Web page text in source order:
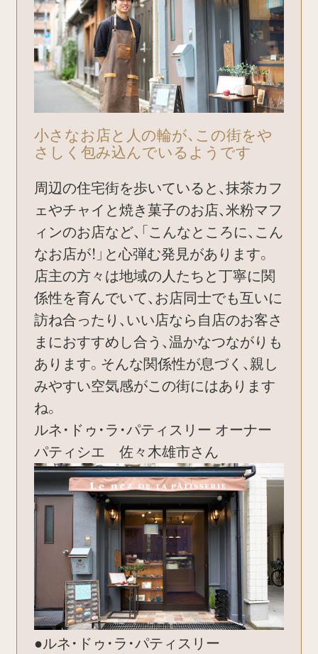
小さなお店と人の輪が、この街をや
さしく包み込んでいるようです
周辺の住宅街を歩いていると、抹茶カフ
ェやチャイと焼き菓子のお店、米粉マフ
ィンのお店など、「こんなところに、こん
なお店が！」と心弾む発見があります。
店主の方々は地域の人たちと丁寧に関
係性を育んでいて、お店同士でも互いに
訪ね合ったり、いい店なら自店のお客さ
まにおすすめし合う、温かなつながりも
あります。そんな関係性が息づく、親し
みやすい空気感がこの街にはあります
ね。
ルネ・ドゥ・ラ・パティスリー オーナー
パティシエ 佐々木雄市さん
●ルネ・ドゥ・ラ・パティスリー